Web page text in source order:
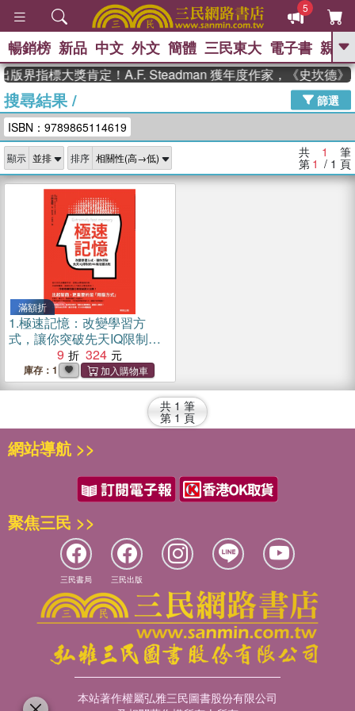
5
GO
高希均教授回憶錄
、 The Odyssey 、 父親節 、 如果歷
獎 臺灣漫遊錄 、 方念華 、 台灣的李
登輝時代
數學女孩：黎曼猜想 、
偉大的迷走神經
暢銷榜 新品 中文 外文 簡體 三民東大 電子書 親子
版界指標大獎肯定！A.F. Steadman 獲年度作家，《史坎德》
搜尋結果/
篩選
ISBN：9789865114619
顯示 排序 共 1 筆
第 1 / 1 頁
滿額折
1.極速記憶：改變學習方
式，讓你突破先天IQ限制的
46條用腦法則
9 324
庫存：1
共 1 筆
第 1 頁
網站導航 >>
聚焦三民 >>
三民書局 三民出版
本站著作權屬弘雅三民圖書股份有限公司